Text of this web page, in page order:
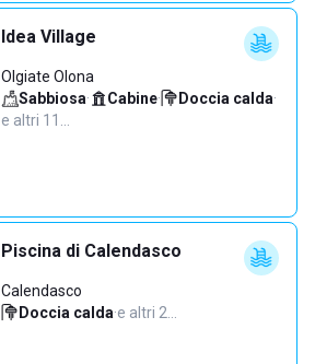
Idea Village
Olgiate Olona
Sabbiosa· Cabine· Doccia calda·
e altri 11…
Piscina di Calendasco
Calendasco
Doccia calda·e altri 2…